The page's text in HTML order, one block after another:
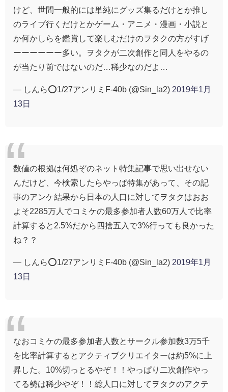
けど、世間一般的には単純にグッズ集るだけとか推し
のライブ行くだけとかゲーム・アニメ・漫画・小説と
か何かしらを鑑賞して楽しむだけのヲタクの方がすげ
ーーーーーー多い。ヲタクが二次創作と同人をやるの
が当たり前ではないのだ…稀少なのだよ…
— しんら⭕️1/27アンリミF-40b (@Sin_la2) 2019年1月
13日
数値の根拠は何処ぞのネット特集記事で思い出せない
んだけど、今検索したらやっぱ特集があって、その記
事のアンケ結果から日本の人口に対してヲタクはおお
よそ2285万人でコミケの最多参加者人数60万人で比率
計算すると2.5%だから四捨五入で3%行っても良かった
ね？？
— しんら⭕️1/27アンリミF-40b (@Sin_la2) 2019年1月
13日
なおコミケの最多参加者人数とサークル参加数3万5千
を比率計算するとアクティブクリエイターは約5%に上
昇した。10%切っとるやぞ！！やっぱり二次創作やっ
てる勢は稀少やぞ！！総人口に対してヲタクのアクテ